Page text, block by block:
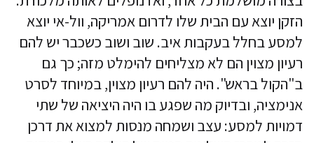
הזקן יוצא עם הבית שלו לדרום אמריקה, וול-אי יוצא
למסע בחלל בעקבות איב. שוב ושוב כשכבר יש להם
רעיון מצוין הם לא מצליחים להימלט מזה; כך גם
ב"הקול בראש". היה להם רעיון מצוין, במיוחד לסרט
אנימציה, ובדיוק מה שפגע בו היה היציאה של שתי
דמויות למסע: עצב ושמחה מנסות למצוא את דרכן